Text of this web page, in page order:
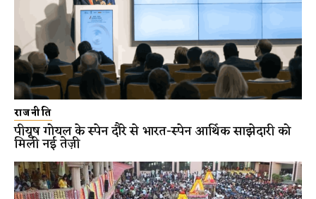
राजनीति
पीयूष गोयल के स्पेन दौरे से भारत-स्पेन आर्थिक साझेदारी को
मिली नई तेज़ी